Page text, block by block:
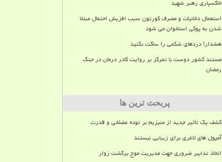
خاکسپاری رهبر شهید
استعمال دخانیات و مصرف کورتون سبب افزیش احتمال مبتلا
شدن به پوکی استخوان می شود
هشدار! دردهای شکمی را ساکت نکنید
مستند کشور دوست با تمرکز بر روایت کادر درمان در جنگ
رمضان
پربحث ترین ها
کشف یک تأثیر جدید از منیزیم بر توده عضلانی و قدرت
آمپول های لاغری برای زیبایی نیستند
اتخاذ تدابیر ضروری جهت مدیریت موج برگشت زوار